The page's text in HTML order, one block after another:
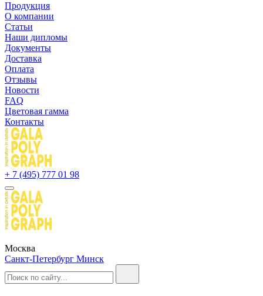
Продукция
О компании
Статьи
Наши дипломы
Документы
Доставка
Оплата
Отзывы
Новости
FAQ
Цветовая гамма
Контакты
+ 7 (495) 777 01 98
Москва
Санкт-Петербург Минск